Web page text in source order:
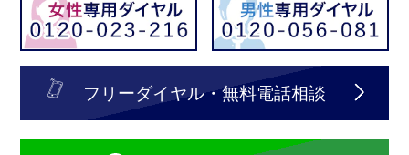
フリーダイヤル・無料電話相談